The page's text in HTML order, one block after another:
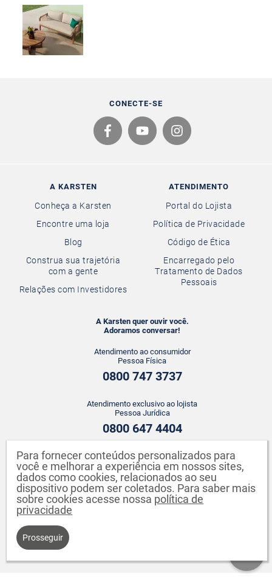
CONECTE-SE
A KARSTEN
Conheça a Karsten
Encontre uma loja
Blog
Construa sua trajetória
com a gente
Relações com Investidores
ATENDIMENTO
Portal do Lojista
Política de Privacidade
Código de Ética
Encarregado pelo
Tratamento de Dados
Pessoais
ATENDIMENTO WHATSAPP
+55 43 3142-2149
A Karsten quer ouvir você.
Adoramos conversar!
Atendimento ao consumidor
Pessoa Física
0800 747 3737
Atendimento exclusivo ao lojista
Pessoa Jurídica
0800 647 4404
Karsten S.A. CNPJ: 82.640.558/0001-04. Endereço: Rua Johann Karsten,
Para fornecer conteúdos personalizados para
você e melhorar a experiência em nossos sites,
dados como cookies, relacionados ao seu
dispositivo podem ser coletados. Para saber mais
sobre cookies acesse nossa política de
privacidade
Prosseguir